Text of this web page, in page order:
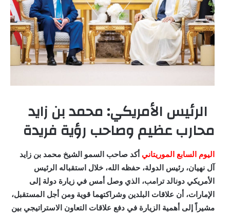
الرئيس الأمريكي: محمد بن زايد
محارب عظيم وصاحب رؤية فريدة
اليوم السابع الموريتاني أكد صاحب السمو الشيخ محمد بن زايد
آل نهيان، رئيس الدولة، حفظه الله، خلال استقباله الرئيس
الأمريكي دونالد ترامب، الذي وصل أمس في زيارة دولة إلى
الإمارات، أن علاقات البلدين وشراكتهما قوية ومن أجل المستقبل،
مشيراً إلى أهمية الزيارة في دفع علاقات التعاون الاستراتيجي بين